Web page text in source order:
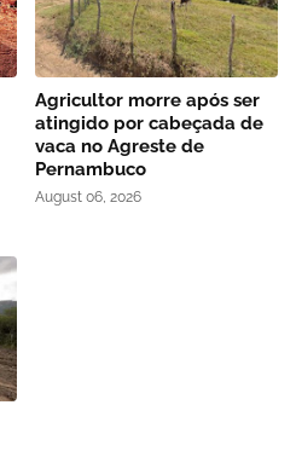
Agricultor morre após ser
atingido por cabeçada de
vaca no Agreste de
Pernambuco
August 06, 2026